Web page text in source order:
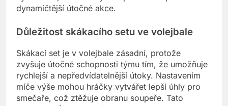
dynamičtější útočné akce.
Důležitost skákacího setu ve volejbale
Skákací set je v volejbale zásadní, protože
zvyšuje útočné schopnosti týmu tím, že umožňuje
rychlejší a nepředvídatelnější útoky. Nastavením
míče výše mohou hráčky vytvářet lepší úhly pro
smečaře, což ztěžuje obranu soupeře. Tato